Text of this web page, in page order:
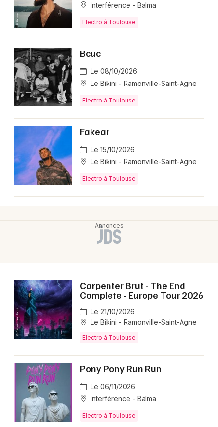
Electro en Occitanie
Newsletter des sorties
Artistes en tournée
Actus en Haute-Garonne
Magazine en Haute-Garonne
Choisir mes départements
Mon email
Je m'abonne
Interférence - Balma
Electro à Toulouse
Bcuc
Le 08/10/2026
Le Bikini - Ramonville-Saint-Agne
Electro à Toulouse
Fakear
Le 15/10/2026
Le Bikini - Ramonville-Saint-Agne
Electro à Toulouse
Carpenter Brut - The End
Complete - Europe Tour 2026
Le 21/10/2026
Le Bikini - Ramonville-Saint-Agne
Electro à Toulouse
Pony Pony Run Run
Le 06/11/2026
Interférence - Balma
Electro à Toulouse